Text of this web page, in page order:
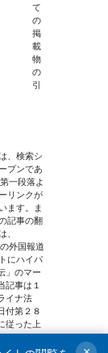
て
の
掲
載
物
の
引
、検索シ
プンであ
一段落よ
リンクが
ます。ま
記事の翻
、
外国報道
にハイパ
」のマー
記事は１
イナ法
付第２８
従った上